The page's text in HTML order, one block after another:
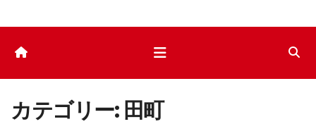
ッ
カテゴリー: 田町